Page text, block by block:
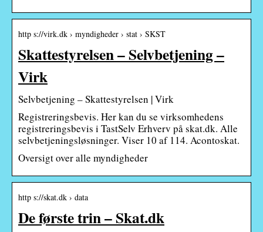
http s://virk.dk › myndigheder › stat › SKST
Skattestyrelsen – Selvbetjening –
Virk
Selvbetjening – Skattestyrelsen | Virk
Registreringsbevis. Her kan du se virksomhedens
registreringsbevis i TastSelv Erhverv på skat.dk. Alle
selvbetjeningsløsninger. Viser 10 af 114. Acontoskat.
Oversigt over alle myndigheder
http s://skat.dk › data
De første trin – Skat.dk